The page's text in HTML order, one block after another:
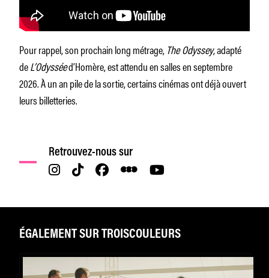
Pour rappel, son prochain long métrage, The Odyssey, adapté
deL’Odysséed’Homère, est attendu en salles en septembre
2026. À un an pile de la sortie, certains cinémas ont déjà ouvert
leurs billetteries.
Retrouvez-nous sur
ÉGALEMENT SUR TROISCOULEURS